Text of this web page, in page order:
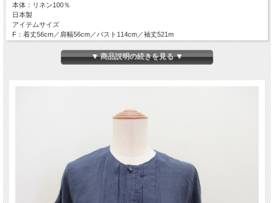
本体：リネン100％
日本製
アイテムサイズ
F：着丈56cm／肩幅56cm／バスト114cm／袖丈521m
手洗い可
▼ 商品説明の続きを見る ▼